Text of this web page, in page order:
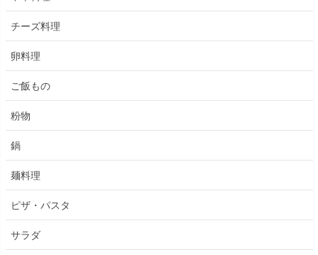
チーズ料理
卵料理
ご飯もの
粉物
鍋
麺料理
ピザ・パスタ
サラダ